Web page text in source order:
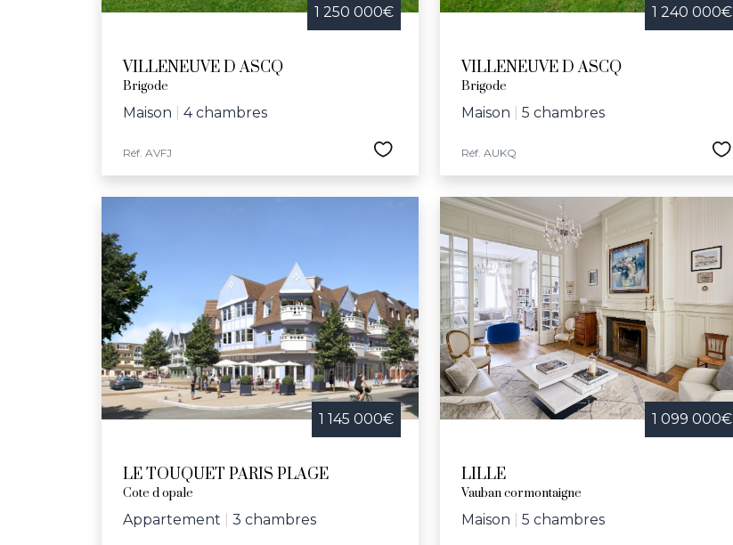
1 250 000€
VILLENEUVE D ASCQ
Brigode
Maison 4 chambres
Réf. AVFJ
1 240 000€
VILLENEUVE D ASCQ
Brigode
Maison 5 chambres
Réf. AUKQ
1 145 000€
LE TOUQUET PARIS PLAGE
Cote d opale
Appartement 3 chambres
1 099 000€
LILLE
Vauban cormontaigne
Maison 5 chambres